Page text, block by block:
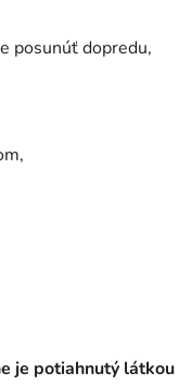
posunúť dopredu,
je potiahnutý látkou